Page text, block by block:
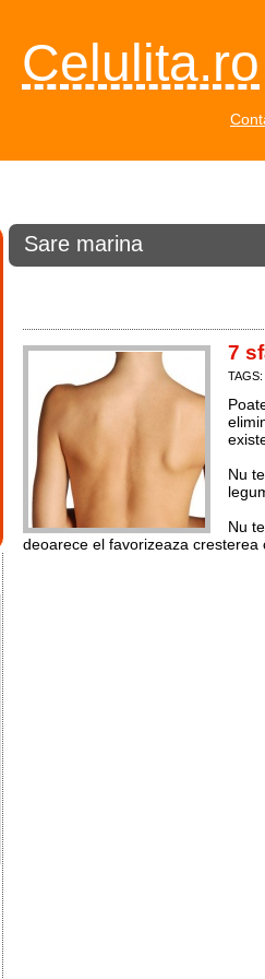
Celulita.ro
Sare marina
7
TAGS:
Nu
Nu
deoarece el favorizeaza cresterea